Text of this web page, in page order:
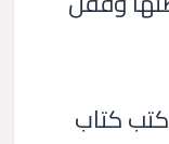
كتاب